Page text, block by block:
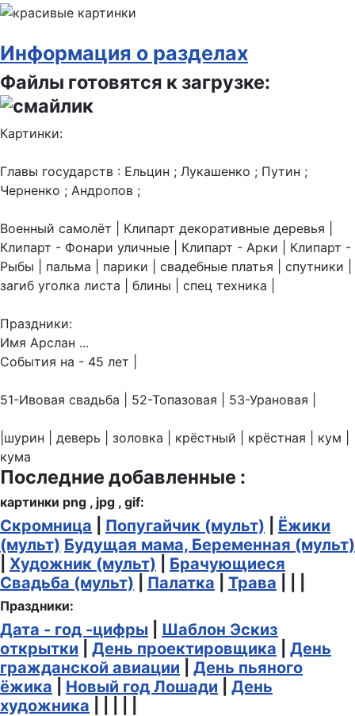
Информация о разделах
Файлы готовятся к загрузке:
Картинки:
Главы государств : Ельцин ; Лукашенко ; Путин ;
Черненко ; Андропов ;
Военный самолёт | Клипарт декоративные деревья |
Клипарт - Фонари уличные | Клипарт - Арки | Клипарт -
Рыбы | пальма | парики | свадебные платья | спутники |
загиб уголка листа | блины | спец техника |
Праздники:
Имя Арслан ...
События на - 45 лет |
51-Ивовая свадьба | 52-Топазовая | 53-Урановая |
|шурин | деверь | золовка | крёстный | крёстная | кум |
кума
Последние добавленные :
картинки png , jpg , gif:
Скромница Попугайчик (мульт)
Ёжики
(мульт) Будущая мама, Беременная (мульт)
Художник (мульт)
Брачующиеся
Свадьба (мульт)
Палатка Трава
Праздники:
Дата - год -цифры
Шаблон Эскиз
открытки
День проектировщика
День
гражданской авиации
День пьяного
ёжика
Новый год Лошади
День
художника